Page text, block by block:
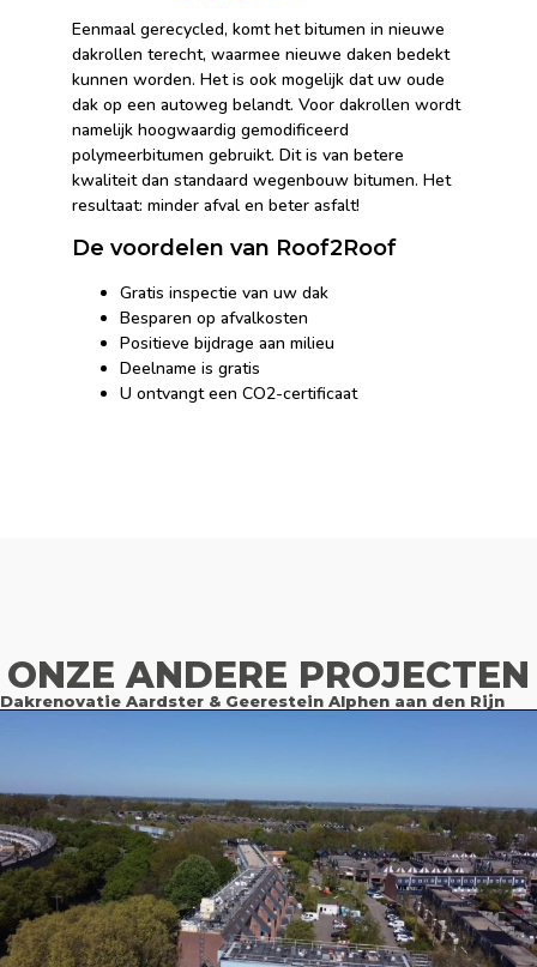
Eenmaal gerecycled, komt het bitumen in nieuwe
dakrollen terecht, waarmee nieuwe daken bedekt
kunnen worden. Het is ook mogelijk dat uw oude
dak op een autoweg belandt. Voor dakrollen wordt
namelijk hoogwaardig gemodificeerd
polymeerbitumen gebruikt. Dit is van betere
kwaliteit dan standaard wegenbouw bitumen. Het
resultaat: minder afval en beter asfalt!
De voordelen van Roof2Roof
Gratis inspectie van uw dak
Besparen op afvalkosten
Positieve bijdrage aan milieu
Deelname is gratis
U ontvangt een CO2-certificaat
ONZE ANDERE PROJECTEN
Dakrenovatie Aardster & Geerestein Alphen aan den Rijn